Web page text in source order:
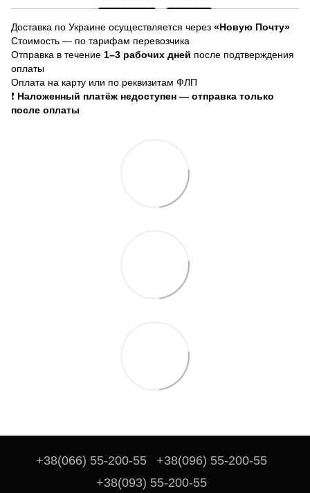
Доставка по Украине осуществляется через «Новую Почту»
Стоимость — по тарифам перевозчика
Отправка в течение 1–3 рабочих дней после подтверждения
оплаты
Оплата на карту или по реквизитам ФЛП
❗ Наложенный платёж недоступен — отправка только
после оплаты
+38(066) 55-200-55
+38(096) 55-200-55
+38(093) 55-200-55